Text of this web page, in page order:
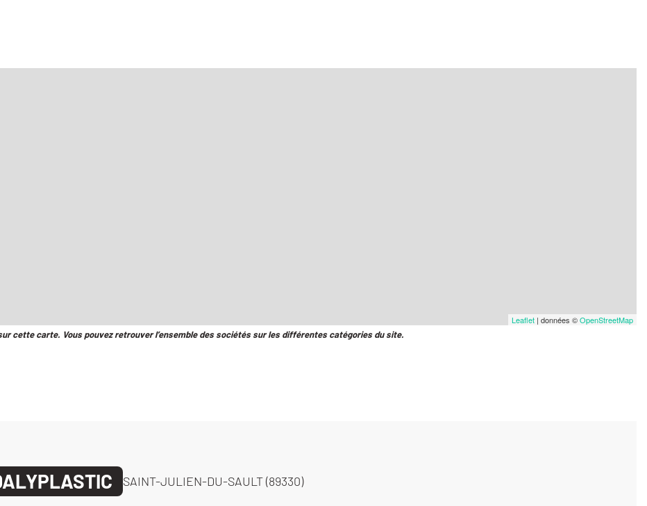
Leaflet | données ©OpenStreetMap
cette carte. Vous pouvez retrouver l’ensemble des sociétés sur les différentes catégories du site.
SAINT-JULIEN-DU-SAULT (89330)